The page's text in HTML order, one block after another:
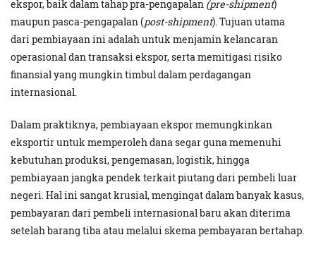
ekspor, baik dalam tahap pra-pengapalan (pre-shipment)
maupun pasca-pengapalan (post-shipment). Tujuan utama
dari pembiayaan ini adalah untuk menjamin kelancaran
operasional dan transaksi ekspor, serta memitigasi risiko
finansial yang mungkin timbul dalam perdagangan
internasional.
Dalam praktiknya, pembiayaan ekspor memungkinkan
eksportir untuk memperoleh dana segar guna memenuhi
kebutuhan produksi, pengemasan, logistik, hingga
pembiayaan jangka pendek terkait piutang dari pembeli luar
negeri. Hal ini sangat krusial, mengingat dalam banyak kasus,
pembayaran dari pembeli internasional baru akan diterima
setelah barang tiba atau melalui skema pembayaran bertahap.